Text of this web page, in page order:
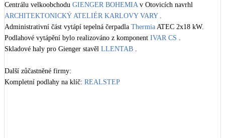
Balkonové sestavy
Rekonstrukce
Kotle
Hlavní zdroje vytápění
Centrálu velkoobchodu GIENGER BOHEMIA
ARCHITEKTONICKÝ ATELIÉR KARLOVY VARY .
Administrativní část vytápí tepelná čerpadla Thermia ATEC 2x18 kW.
Podlahové vytápění bylo realizováno z komponent IVAR CS
Skladové haly pro Gienger stavěl LLENTAB
Další zůčastněné firmy:
Kompletní podlahy na klíč: REALSTEP